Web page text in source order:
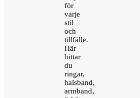
för
varje
stil
och
tillfälle.
Här
hittar
du
ringar,
halsband,
armband,